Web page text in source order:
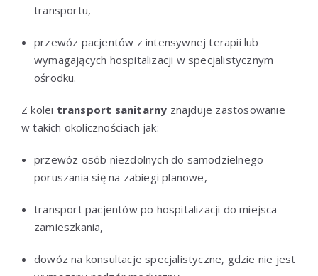
transportu,
przewóz pacjentów z intensywnej terapii lub
wymagających hospitalizacji w specjalistycznym
ośrodku.
Z kolei transport sanitarny znajduje zastosowanie
w takich okolicznościach jak:
przewóz osób niezdolnych do samodzielnego
poruszania się na zabiegi planowe,
transport pacjentów po hospitalizacji do miejsca
zamieszkania,
dowóz na konsultacje specjalistyczne, gdzie nie jest